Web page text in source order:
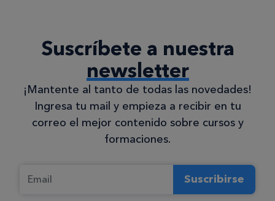
Suscríbete a nuestra
newsletter
¡Mantente al tanto de todas las novedades!
Ingresa tu mail y empieza a recibir en tu
correo el mejor contenido sobre cursos y
formaciones.
Suscribirse